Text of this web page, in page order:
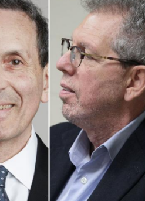
NACIONAL
Incendios y rescates
durante el Plan
2026
8 AGOSTO, 2026